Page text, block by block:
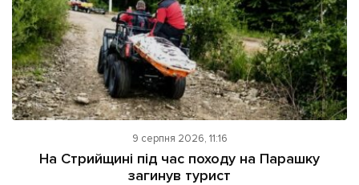
9 серпня 2026, 11:16
На Стрийщині під час походу на Парашку
загинув турист